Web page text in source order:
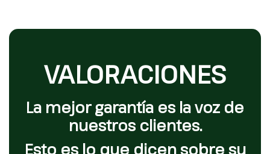
VALORACIONES
La mejor garantía es la voz de
nuestros clientes.
Esto es lo que dicen sobre su